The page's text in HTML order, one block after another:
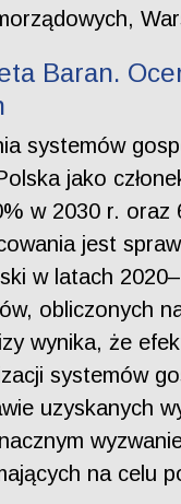
Baran.
systemów
jako
w 2030 r.
jest
w latach
obliczonych
wynika, że
systemów
uzyskanych
na celu